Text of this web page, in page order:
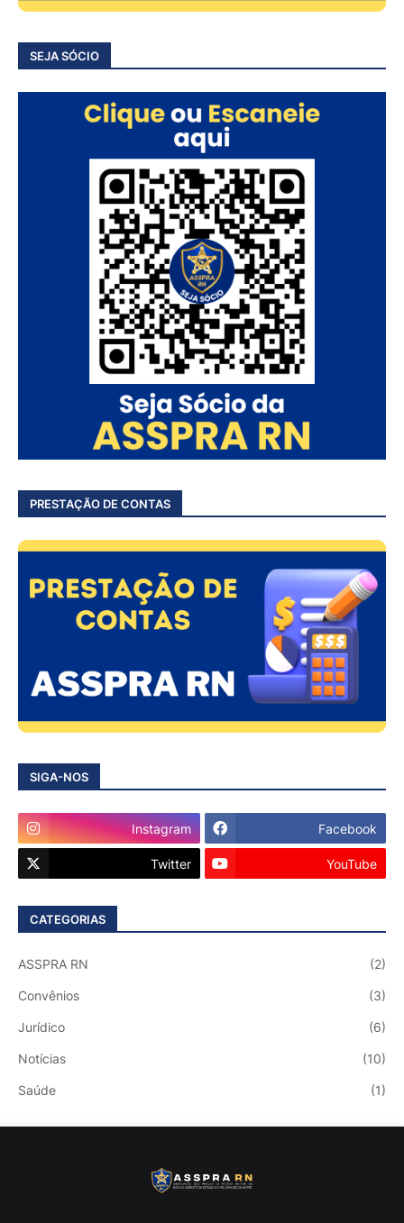
SEJA SÓCIO
PRESTAÇÃO DE CONTAS
SIGA-NOS
Instagram Facebook
Twitter YouTube
CATEGORIAS
ASSPRA RN (2)
Convênios (3)
Jurídico (6)
Notícias (10)
Saúde (1)